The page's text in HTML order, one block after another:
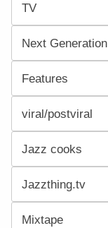
TV
Next Generation
Features
viral/postviral
Jazz cooks
Jazzthing.tv
Mixtape